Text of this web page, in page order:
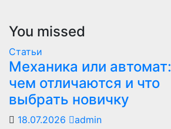
You missed
Статьи
Механика или автомат:
чем отличаются и что
выбрать новичку
18.07.2026 admin